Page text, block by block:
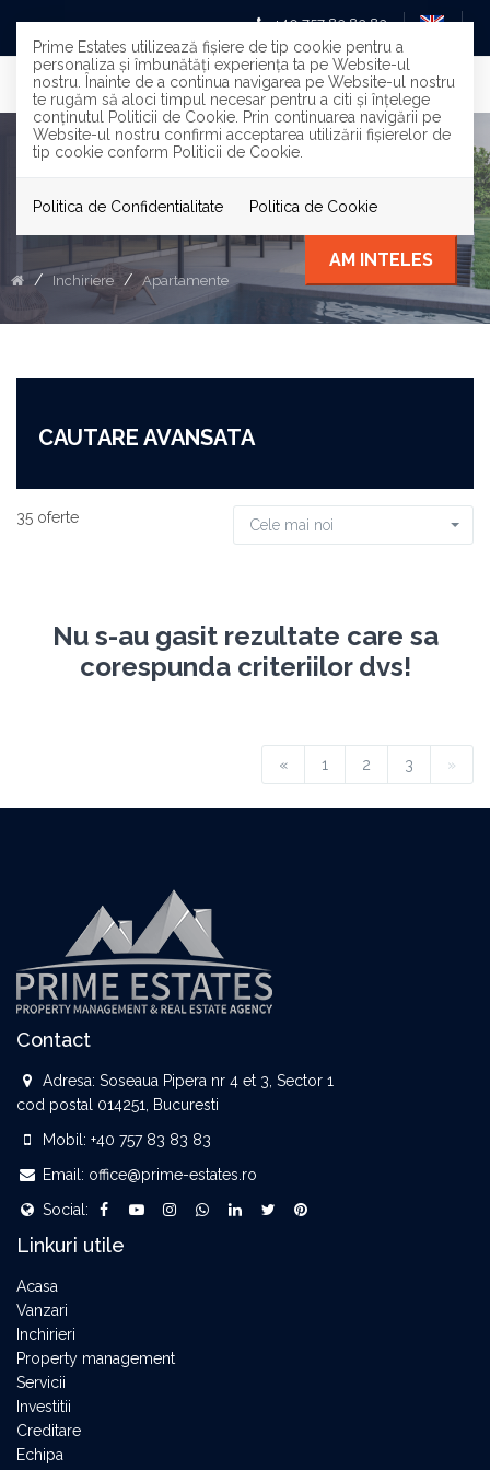
Prime Estates utilizează fişiere de tip cookie pentru a
personaliza și îmbunătăți experiența ta pe Website-ul
nostru. Înainte de a continua navigarea pe Website-ul nostru
te rugăm să aloci timpul necesar pentru a citi și înțelege
conținutul Politicii de Cookie. Prin continuarea navigării pe
Website-ul nostru confirmi acceptarea utilizării fişierelor de
tip cookie conform Politicii de Cookie.
Politica de Confidentialitate Politica de Cookie
AM INTELES
+40 757 83 83 83
Bucuresti pagina 4
Inchiriere Apartamente
CAUTARE AVANSATA
35 oferte Cele mai noi
Nu s-au gasit rezultate care sa
corespunda criteriilor dvs!
« 1 2 3 »
Contact
Adresa: Soseaua Pipera nr 4 et 3, Sector 1
cod postal 014251, Bucuresti
Mobil: +40 757 83 83 83
Email: office@prime-estates.ro
Social:
Linkuri utile
Acasa
Vanzari
Inchirieri
Property management
Servicii
Investitii
Creditare
Echipa